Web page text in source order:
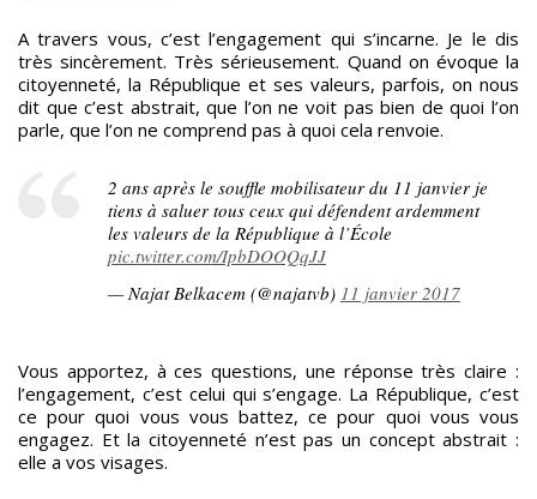
A travers vous, c’est l’engagement qui s’incarne. Je le dis
très sincèrement. Très sérieusement. Quand on évoque la
citoyenneté, la République et ses valeurs, parfois, on nous
dit que c’est abstrait, que l’on ne voit pas bien de quoi l’on
parle, que l’on ne comprend pas à quoi cela renvoie.
2 ans après le souffle mobilisateur du 11 janvier je
tiens à saluer tous ceux qui défendent ardemment
les valeurs de la République à l’École
pic.twitter.com/IpbDOOQqJJ
— Najat Belkacem (@najatvb) 11 janvier 2017
Vous apportez, à ces questions, une réponse très claire :
l’engagement, c’est celui qui s’engage. La République, c’est
ce pour quoi vous vous battez, ce pour quoi vous vous
engagez. Et la citoyenneté n’est pas un concept abstrait :
elle a vos visages.